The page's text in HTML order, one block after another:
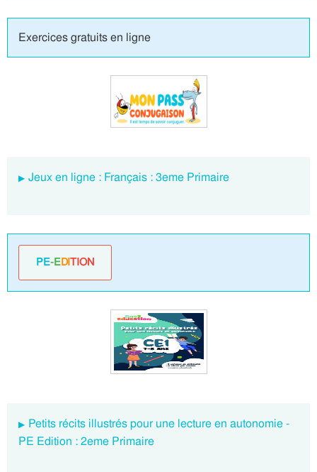
Exercices gratuits en ligne
Jeux en ligne : Français : 3eme Primaire
PE-EDITION
Petits récits illustrés pour une lecture en autonomie -
PE Edition : 2eme Primaire